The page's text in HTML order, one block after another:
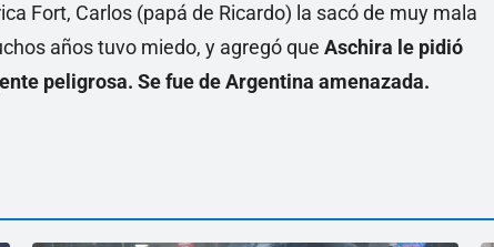
Fort, Carlos (papá de Ricardo) la sacó de muy mala
años tuvo miedo, y agregó que Aschira le pidió
peligrosa. Se fue de Argentina amenazada.